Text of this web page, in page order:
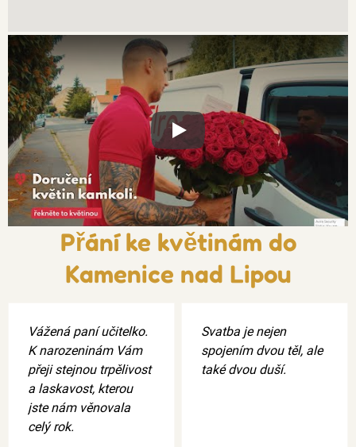
Xxx
Přání ke květinám do
Kamenice nad Lipou
Vážená paní učitelko.
K narozeninám Vám
přeji stejnou trpělivost
a laskavost, kterou
jste nám věnovala
celý rok.
Svatba je nejen
spojením dvou těl, ale
také dvou duší.